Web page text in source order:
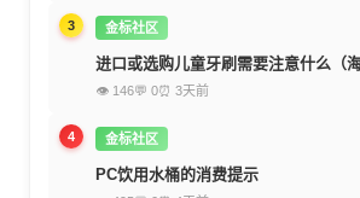
3 金标社区
进口或选购儿童牙刷需要注意什么（海
👁 146💬 0⏰ 3天前
4 金标社区
PC饮用水桶的消费提示